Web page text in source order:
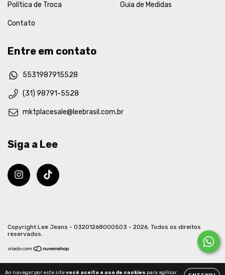
Ao navegar por este sitevocê aceita o uso de cookies para agilizar
Política de Troca
Contato
Guia de Medidas
Entre em contato
5531987915528
(31) 98791-5528
mktplacesale@leebrasil.com.br
Siga a Lee
Copyright Lee Jeans - 03201268000503 - 2026. Todos os direitos
reservados.